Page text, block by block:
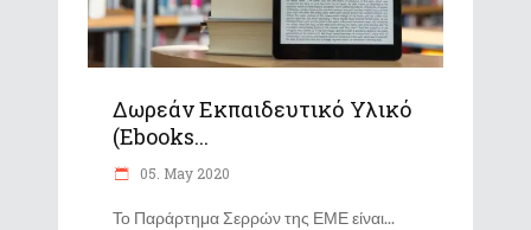
Δωρεάν Εκπαιδευτικό Υλικό
(ebooks...
05. May 2020
Το Παράρτημα Σερρών της ΕΜΕ είναι